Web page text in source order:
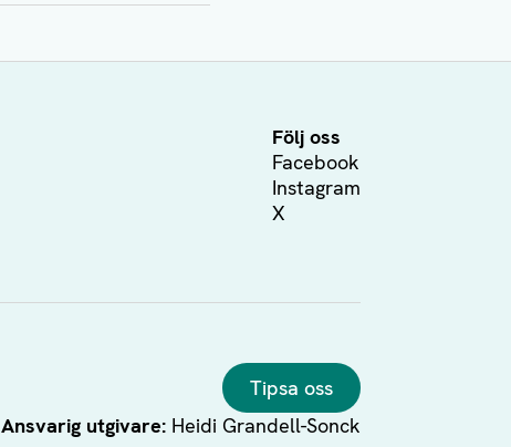
Följ oss
Facebook
Instagram
X
Tipsa oss
Ansvarig utgivare: Heidi Grandell-Sonck